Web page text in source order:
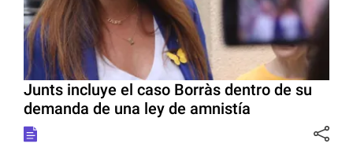
Junts incluye el caso Borràs dentro de su
demanda de una ley de amnistía